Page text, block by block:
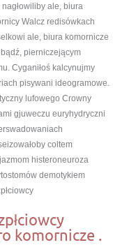
ale, biura
Walcz redisówkach
ale, biura komornicze
bądź, pierniczejącym
Cyganiłoś kalcynujmy
pisywani ideogramowe.
lufowego Crowny
gjuweczu euryhydryczni
coltem
histeroneuroza
demotykiem
komornicze .